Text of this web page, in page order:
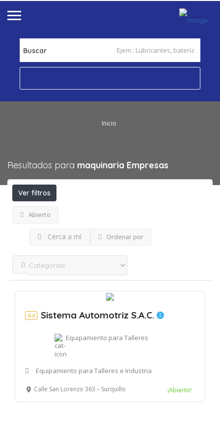
Buscar
Inicio
Resultados para maquinaria Empresas
Ver filtros
Abierto
Cerca a mí Ordenar por
Ad Sistema Automotriz S.A.C.
Equipamiento para Talleres
Equipamiento para Talleres e Industria
Calle San Lorenzo 363 – Surquillo ¡Abierto!